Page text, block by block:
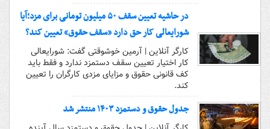
در حاشیه‌ تعیین سقف ۵۰ میلیون تومانی برای مزد؛آیا
شورایعالی کار حق دارد «سقف حقوق» تعیین کند؟
کارگر آنلاین | آرمین خوشوقتی گفت: شورایعالی
کار اختیار تعیین سقف دستمزد ندارد و فقط باید
کف قانونی حقوق و مزایای مزدی کارگران را تعیین
کند.
جدول حقوق و دستمزد ۱۴۰۳ منتشر شد